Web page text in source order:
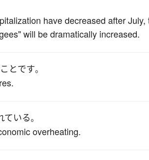
have decreased after
will be dramatically increased.
ことです。
ている。
overheating.